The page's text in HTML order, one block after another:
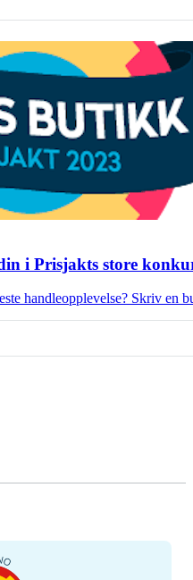
i Prisjakts store
handleopplevelse? Skriv en